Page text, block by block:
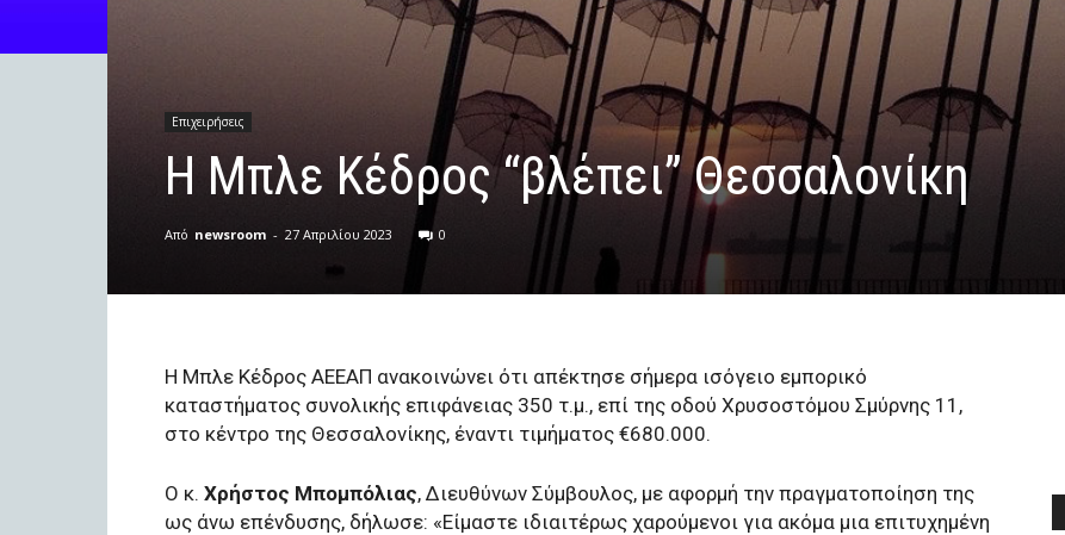
Επιχειρήσεις
H Μπλε Κέδρος “βλέπει” Θεσσαλονίκη
Από newsroom - 27 Απριλίου 2023 0
Η Μπλε Κέδρος ΑΕΕΑΠ ανακοινώνει ότι απέκτησε σήμερα ισόγειο εμπορικό
καταστήματος συνολικής επιφάνειας 350 τ.μ., επί της οδού Χρυσοστόμου Σμύρνης 11,
στο κέντρο της Θεσσαλονίκης, έναντι τιμήματος €680.000.
O κ. Χρήστος Μπομπόλιας, Διευθύνων Σύμβουλος, με αφορμή την πραγματοποίηση της
ως άνω επένδυσης, δήλωσε: «Είμαστε ιδιαιτέρως χαρούμενοι για ακόμα μια επιτυχημένη